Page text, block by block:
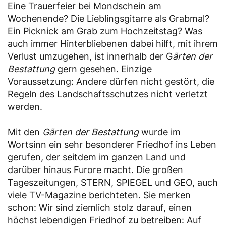
Eine Trauerfeier bei Mondschein am
Wochenende? Die Lieblingsgitarre als Grabmal?
Ein Picknick am Grab zum Hochzeitstag? Was
auch immer Hinterbliebenen dabei hilft, mit ihrem
Verlust umzugehen, ist innerhalb der Gärten der
Bestattunggern gesehen. Einzige
Voraussetzung: Andere dürfen nicht gestört, die
Regeln des Landschaftsschutzes nicht verletzt
werden.
Mit den Gärten der Bestattungwurde im
Wortsinn ein sehr besonderer Friedhof ins Leben
gerufen, der seitdem im ganzen Land und
darüber hinaus Furore macht. Die großen
Tageszeitungen, STERN, SPIEGEL und GEO, auch
viele TV-Magazine berichteten. Sie merken
schon: Wir sind ziemlich stolz darauf, einen
höchst lebendigen Friedhof zu betreiben: Auf